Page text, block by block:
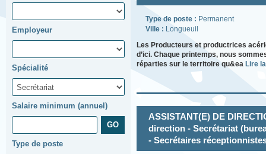
Employeur
Spécialité
Salaire minimum (annuel)
Type de poste
Type de poste : Permanent
Ville : Longueuil
Les Producteurs et productrices
d’ici. Chaque printemps, nous
réparties sur le territoire qu&ea Lire
ASSISTANT(E) DE
direction - Secrétariat
- Secrétaires